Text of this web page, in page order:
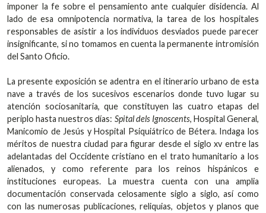
imponer la fe sobre el pensamiento ante cualquier disidencia. Al
lado de esa omnipotencia normativa, la tarea de los hospitales
responsables de asistir a los individuos desviados puede parecer
insignificante, si no tomamos en cuenta la permanente intromisión
del Santo Oficio.
La presente exposición se adentra en el itinerario urbano de esta
nave a través de los sucesivos escenarios donde tuvo lugar su
atención sociosanitaria, que constituyen las cuatro etapas del
periplo hasta nuestros días: Spital dels Ignoscents, Hospital General,
Manicomio de Jesús y Hospital Psiquiátrico de Bétera. Indaga los
méritos de nuestra ciudad para figurar desde el siglo xv entre las
adelantadas del Occidente cristiano en el trato humanitario a los
alienados, y como referente para los reinos hispánicos e
instituciones europeas. La muestra cuenta con una amplia
documentación conservada celosamente siglo a siglo, así como
con las numerosas publicaciones, reliquias, objetos y planos que